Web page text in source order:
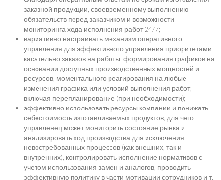
заказной продукции, своевременному выполнению
обязательств перед заказчиком и возможности
мониторинга хода исполнения работ 24/7;
вариативно настраивать механизм оперативного
управления для эффективного управления приоритетами
касательно заказов на работы, формирования графиков на
основании доступных производственных мощностей и
ресурсов, моментального реагирования на любые
изменения графика или условий выполнения работ,
включая перепланирование (при необходимости);
эффективно использовать ресурсы компании и понижать
себестоимость изготавливаемых продуктов, для чего
управленец может мониторить состояние рынка и
анализировать ход производства для исключения
невостребованных процессов (как внешних, так и
внутренних), контролировать исполнение нормативов с
учетом использования замен и аналогов, проводить
эффективную политику в части мотивации сотрудников и т.